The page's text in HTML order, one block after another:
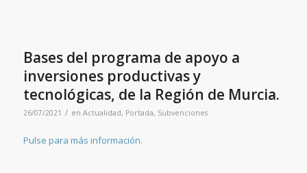
Bases del programa de apoyo a
inversiones productivas y
tecnológicas, de la Región de Murcia.
26/07/2021 / en Actualidad, Portada, Subvenciones
Pulse para más información.